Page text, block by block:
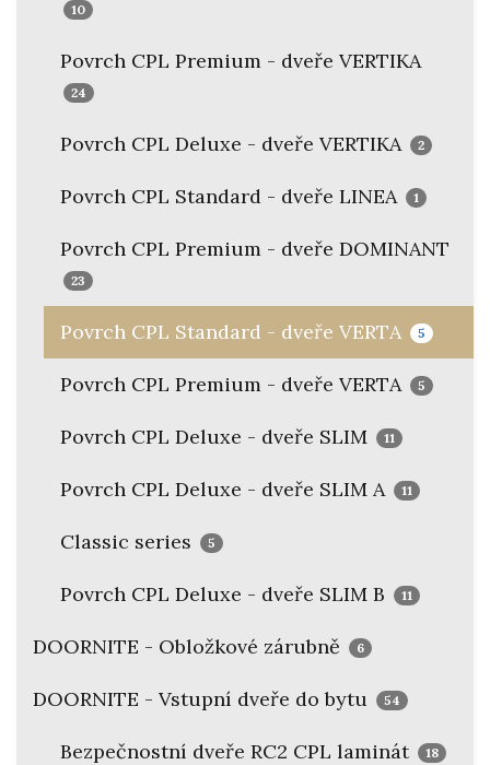
10
Povrch CPL Premium - dveře VERTIKA
24
Povrch CPL Deluxe - dveře VERTIKA 2
Povrch CPL Standard - dveře LINEA 1
Povrch CPL Premium - dveře DOMINANT
23
Povrch CPL Standard - dveře VERTA 5
Povrch CPL Premium - dveře VERTA 5
Povrch CPL Deluxe - dveře SLIM 11
Povrch CPL Deluxe - dveře SLIM A 11
Classic series 5
Povrch CPL Deluxe - dveře SLIM B 11
DOORNITE - Obložkové zárubně 6
DOORNITE - Vstupní dveře do bytu 54
Bezpečnostní dveře RC2 CPL laminát 18